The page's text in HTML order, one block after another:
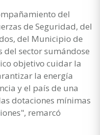
del
de Seguridad, del
del Municipio de
del sector sumándose
objetivo cuidar la
la energía
y el país de una
dotaciones mínimas
remarcó